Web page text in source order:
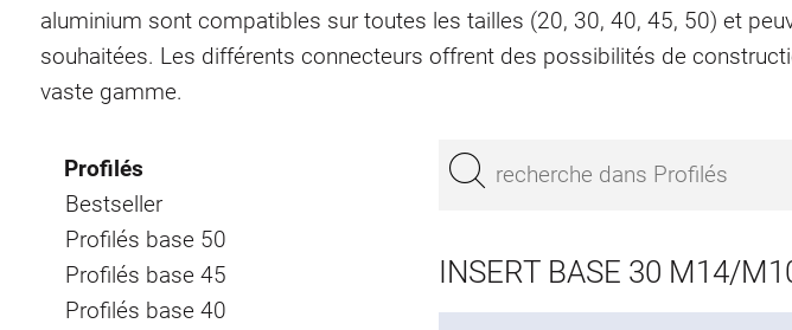
aluminium sont compatibles sur toutes les tailles (20, 30, 40, 45, 50) et
souhaitées. Les différents connecteurs offrent des possibilités de
vaste gamme.
Profilés
Bestseller
Profilés base 50
Profilés base 45
Profilés base 40
INSERT BASE 30 M14/